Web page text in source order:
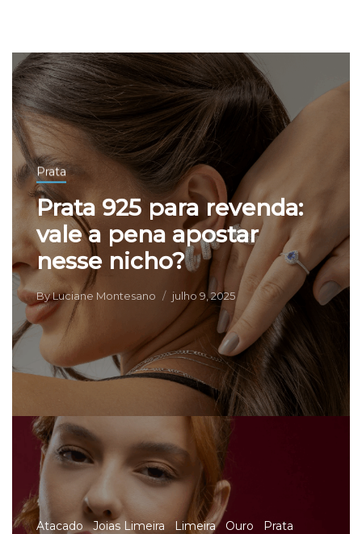
Prata
Prata 925 para revenda:
vale a pena apostar
nesse nicho?
ByLuciane Montesano julho 9, 2025
Atacado Joias Limeira Limeira Ouro
Prata